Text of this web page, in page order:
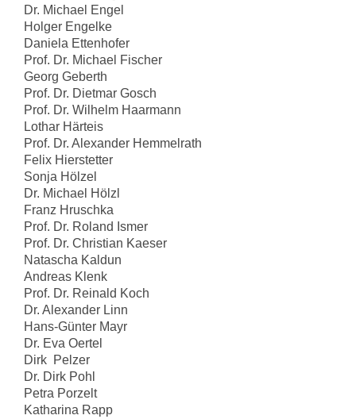
Dr. Michael Engel
Holger Engelke
Daniela Ettenhofer
Prof. Dr. Michael Fischer
Georg Geberth
Prof. Dr. Dietmar Gosch
Prof. Dr. Wilhelm Haarmann
Lothar Härteis
Prof. Dr. Alexander Hemmelrath
Felix Hierstetter
Sonja Hölzel
Dr. Michael Hölzl
Franz Hruschka
Prof. Dr. Roland Ismer
Prof. Dr. Christian Kaeser
Natascha Kaldun
Andreas Klenk
Prof. Dr. Reinald Koch
Dr. Alexander Linn
Hans-Günter Mayr
Dr. Eva Oertel
Dirk Pelzer
Dr. Dirk Pohl
Petra Porzelt
Katharina Rapp